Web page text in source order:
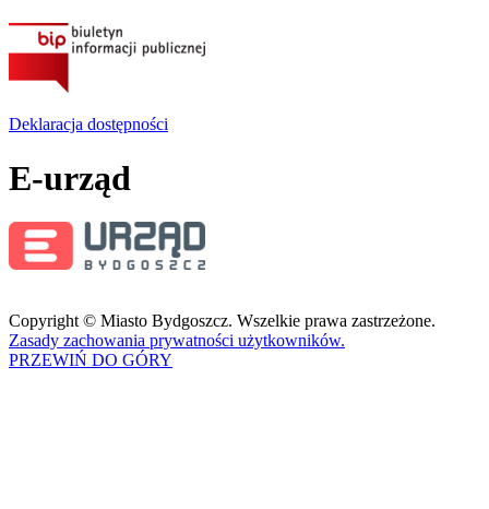
Deklaracja dostępności
E-urząd
Copyright © Miasto Bydgoszcz. Wszelkie prawa zastrzeżone.
Zasady zachowania prywatności użytkowników.
PRZEWIŃ DO GÓRY